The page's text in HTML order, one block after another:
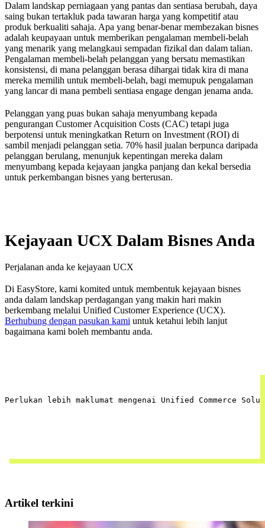
Dalam landskap perniagaan yang pantas dan sentiasa berubah, daya
saing bukan tertakluk pada tawaran harga yang kompetitif atau
produk berkualiti sahaja. Apa yang benar-benar membezakan bisnes
adalah keupayaan untuk memberikan pengalaman membeli-belah
yang menarik yang melangkaui sempadan fizikal dan dalam talian.
Pengalaman membeli-belah pelanggan yang bersatu memastikan
konsistensi, di mana pelanggan berasa dihargai tidak kira di mana
mereka memilih untuk membeli-belah, bagi memupuk pengalaman
yang lancar di mana pembeli sentiasa engage dengan jenama anda.
Pelanggan yang puas bukan sahaja menyumbang kepada
pengurangan Customer Acquisition Costs (CAC) tetapi juga
berpotensi untuk meningkatkan Return on Investment (ROI) di
sambil menjadi pelanggan setia. 70% hasil jualan berpunca daripada
pelanggan berulang, menunjuk kepentingan mereka dalam
menyumbang kepada kejayaan jangka panjang dan kekal bersedia
untuk perkembangan bisnes yang berterusan.
Kejayaan UCX Dalam Bisnes Anda
Perjalanan anda ke kejayaan UCX
Di EasyStore, kami komited untuk membentuk kejayaan bisnes
anda dalam landskap perdagangan yang makin hari makin
berkembang melalui Unified Customer Experience (UCX).
Berhubung dengan pasukan kami untuk ketahui lebih lanjut
bagaimana kami boleh membantu anda.
Perlukan lebih maklumat mengenai Unified Commerce
Artikel terkini